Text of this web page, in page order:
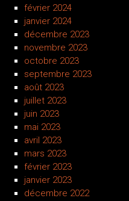
février 2024
janvier 2024
décembre 2023
novembre 2023
octobre 2023
septembre 2023
août 2023
juillet 2023
juin 2023
mai 2023
avril 2023
mars 2023
février 2023
janvier 2023
décembre 2022